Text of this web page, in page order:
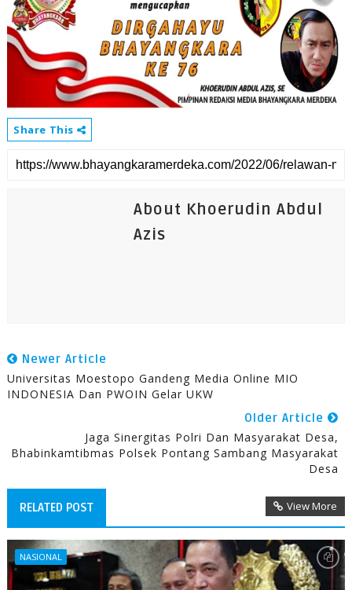
Share This
About Khoerudin Abdul
Azis
Newer Article
Universitas Moestopo Gandeng Media Online MIO
INDONESIA Dan PWOIN Gelar UKW
Older Article
Jaga Sinergitas Polri Dan Masyarakat Desa,
Bhabinkamtibmas Polsek Pontang Sambang Masyarakat
Desa
RELATED POST View More
NASIONAL